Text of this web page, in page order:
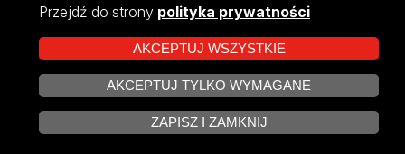
Projekt Multiportalu UŁ współfinansowany z funduszy Unii Europejskiej w
ramach konkursu NCBR
Przejdź do strony polityka prywatności
AKCEPTUJ WSZYSTKIE
AKCEPTUJ TYLKO WYMAGANE
ZAPISZ I ZAMKNIJ
ZARZĄDZAJ COOKIES